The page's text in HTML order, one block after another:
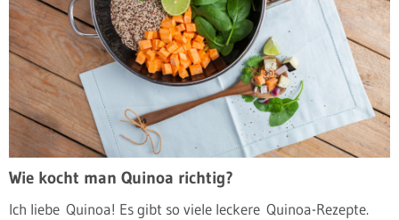
Wie kocht man Quinoa richtig?
Ich liebe Quinoa! Es gibt so viele leckere Quinoa-Rezepte.